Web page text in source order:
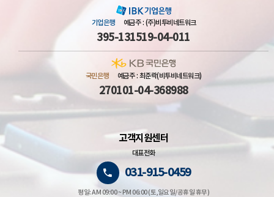
기업은행 예금주 : (주)비투비네트워크
395-131519-04-011
국민은행 예금주 : 최준락(비투비네트워크)
270101-04-368988
고객지원센터
대표전화
031-915-0459
평일: AM 09:00 ~ PM 06:00 (토,일요일/공휴일 휴무)